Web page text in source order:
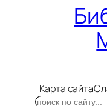
Карта сайта
Поиск